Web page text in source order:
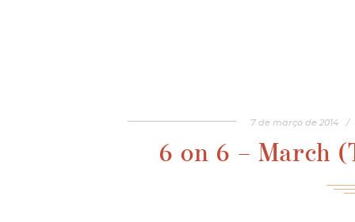
7de marçode 2014 /
6 on 6 – March